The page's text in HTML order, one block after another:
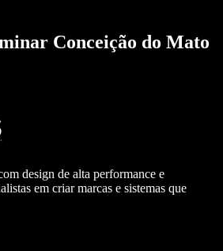
Conceição do Mato
design de alta performance e
em criar marcas e sistemas que